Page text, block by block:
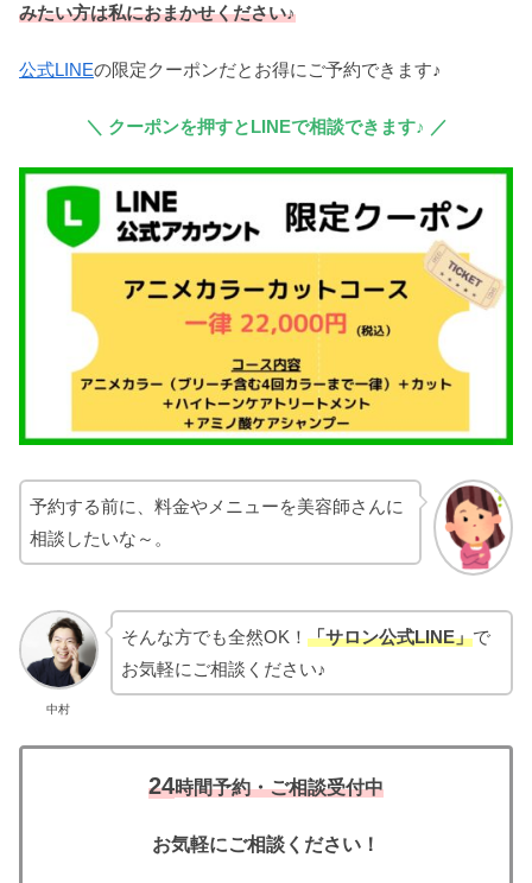
みたい方は私におまかせください♪
公式LINEの限定クーポンだとお得にご予約できます♪
＼ クーポンを押すとLINEで相談できます♪ ／
予約する前に、料金やメニューを美容師さんに
相談したいな～。
中村
そんな方でも全然OK！ 「サロン公式LINE」で
お気軽にご相談ください♪
24時間予約・ご相談受付中
お気軽にご相談ください！